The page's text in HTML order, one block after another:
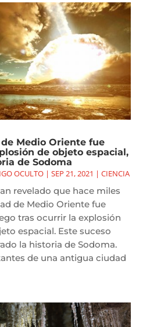
Medio Oriente fue
de objeto espacial,
de Sodoma
OCULTO| SEP 21, 2021 | CIENCIA
revelado que hace miles
de Medio Oriente fue
tras ocurrir la explosión
espacial. Este suceso
la historia de Sodoma.
de una antigua ciudad